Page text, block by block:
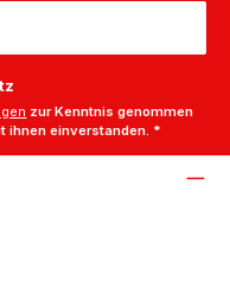
zur Kenntnis genommen
ihnen einverstanden. *